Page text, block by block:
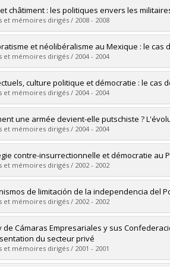
:Chinchilla, Fernando A.
Doctorat
obtenu :Ph. D.
le document dans Papyrus
châtiment : les politiques envers les
et mémoires dirigés / 2008 - 2008
:Reid Triantafyllos, Caroline
Maîtrise
obtenu :M. Sc.
le document dans Papyrus
et néolibéralisme au Mexique : le cas
et mémoires dirigés / 2004 - 2004
:Thibault-Bellerose, Marc
Maîtrise
obtenu :M. Sc.
le document dans Papyrus
culture politique et démocratie : le cas
et mémoires dirigés / 2004 - 2004
:Montambeault, Françoise
Maîtrise
obtenu :M. Sc.
le document dans Papyrus
une armée devient-elle putschiste ?
et mémoires dirigés / 2004 - 2004
:Alberny, Thierry
Doctorat
obtenu :Ph. D.
le document dans Papyrus
contre-insurrectionnelle et démocratie au
et mémoires dirigés / 2002 - 2002
: Lafontaine, Sylvain
Maîtrise
obtenu :M. Sc.
le document dans Papyrus
de limitación de la independencia del
et mémoires dirigés / 2002 - 2002
:Spuches, María Gabriela
Maîtrise
obtenu :M. Sc.
le document dans Papyrus
de Cámaras Empresariales y sus
du secteur privé
et mémoires dirigés / 2001 - 2001